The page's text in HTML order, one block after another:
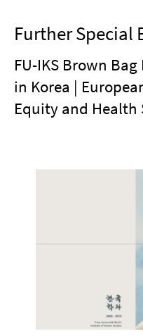
Further Special
FU-IKS Brown
in Korea |
Equity and Health